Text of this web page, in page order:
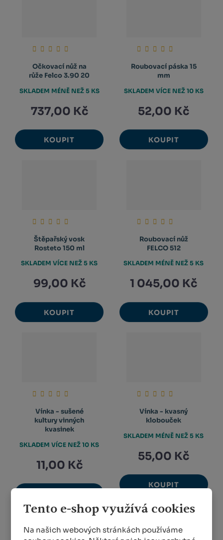
Tento e-shop využívá cookies
Na našich webových stránkách používáme
Očkovací nůž na
růže Felco 3.90 20
737,00 Kč
KOUPIT
SKLADEM MÉNĚ NEŽ 5 KS
Roubovací páska 15
mm
52,00 Kč
KOUPIT
SKLADEM VÍCE NEŽ 10 KS
Štěpařský vosk
Rosteto 150 ml
99,00 Kč
KOUPIT
SKLADEM VÍCE NEŽ 5 KS
Roubovací nůž
FELCO 512
1 045,00 Kč
KOUPIT
SKLADEM MÉNĚ NEŽ 5 KS
Vínka - sušené
kultury vinných
kvasinek
11,00 Kč
SKLADEM VÍCE NEŽ 10 KS
Vínka - kvasný
klobouček
55,00 Kč
KOUPIT
SKLADEM MÉNĚ NEŽ 5 KS